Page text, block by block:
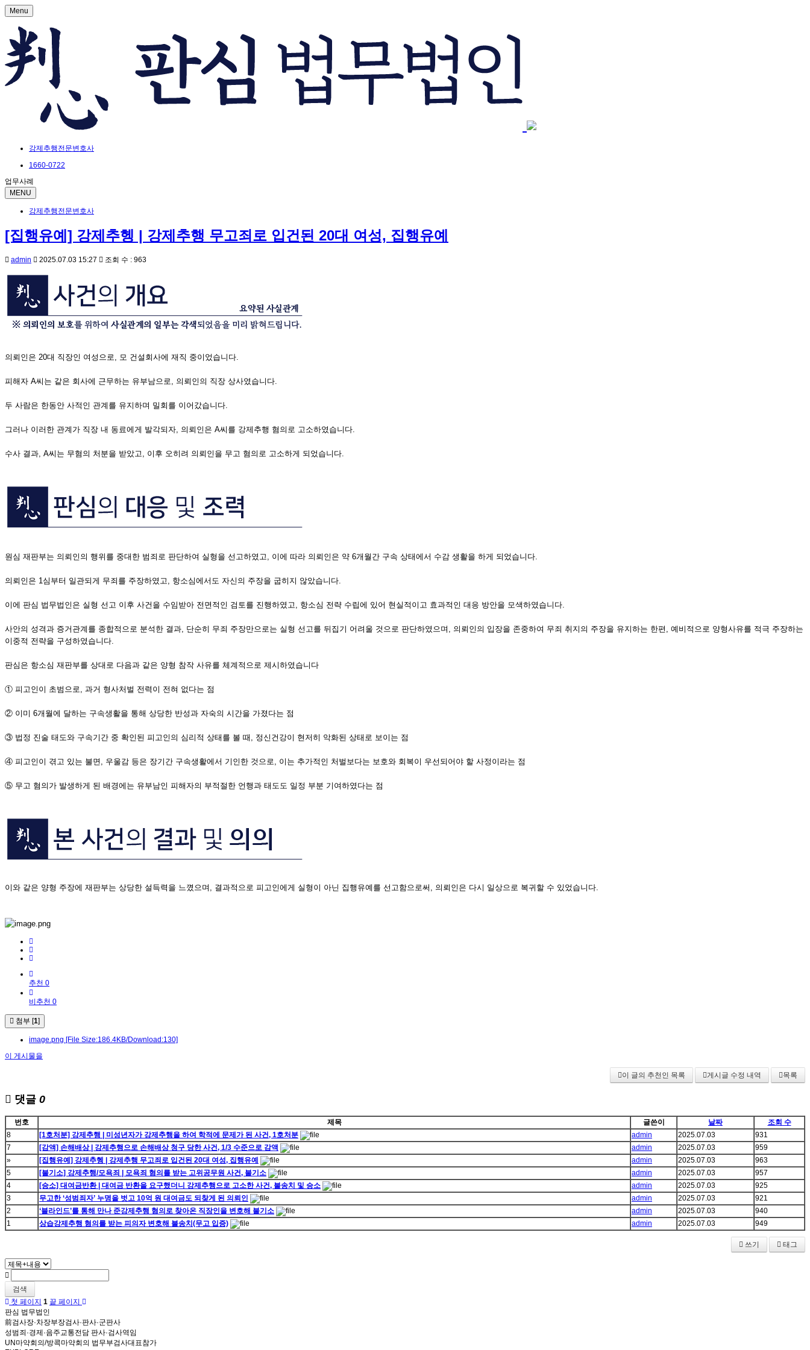
Menu
강제추행전문변호사
1660-0722
업무사례
MENU
강제추행전문변호사
[집행유예] 강제추헹 | 강제추행 무고죄로 입건된 20대 여성, 집행유예
admin 2025.07.03 15:27 조회 수 : 963
의뢰인은 20대 직장인 여성으로, 모 건설회사에 재직 중이었습니다.
피해자 A씨는 같은 회사에 근무하는 유부남으로, 의뢰인의 직장 상사였습니다.
두 사람은 한동안 사적인 관계를 유지하며 밀회를 이어갔습니다.
그러나 이러한 관계가 직장 내 동료에게 발각되자, 의뢰인은 A씨를 강제추행 혐의로 고소하였습니다.
수사 결과, A씨는 무혐의 처분을 받았고, 이후 오히려 의뢰인을 무고 혐의로 고소하게 되었습니다.
원심 재판부는 의뢰인의 행위를 중대한 범죄로 판단하여 실형을 선고하였고, 이에 따라 의뢰인은 약 6개월간 구속 상태에서 수감 생활을 하게 되었습니다.
의뢰인은 1심부터 일관되게 무죄를 주장하였고, 항소심에서도 자신의 주장을 굽히지 않았습니다.
이에 판심 법무법인은 실형 선고 이후 사건을 수임받아 전면적인 검토를 진행하였고, 항소심 전략 수립에 있어 현실적이고 효과적인 대응 방안을 모색하였습니다.
사안의 성격과 증거관계를 종합적으로 분석한 결과, 단순히 무죄 주장만으로는 실형 선고를 뒤집기 어려울 것으로 판단하였으며, 의뢰인의 입장을 존중하여 무죄 취지의 주장을 유지하는 한편, 예비적으로 양형사유를 적극 주장하는
이중적 전략을 구성하였습니다.
판심은 항소심 재판부를 상대로 다음과 같은 양형 참작 사유를 체계적으로 제시하였습니다
① 피고인이 초범으로, 과거 형사처벌 전력이 전혀 없다는 점
② 이미 6개월에 달하는 구속생활을 통해 상당한 반성과 자숙의 시간을 가졌다는 점
③ 법정 진술 태도와 구속기간 중 확인된 피고인의 심리적 상태를 볼 때, 정신건강이 현저히 악화된 상태로 보이는 점
④ 피고인이 겪고 있는 불면, 우울감 등은 장기간 구속생활에서 기인한 것으로, 이는 추가적인 처벌보다는 보호와 회복이 우선되어야 할 사정이라는 점
⑤ 무고 혐의가 발생하게 된 배경에는 유부남인 피해자의 부적절한 언행과 태도도 일정 부분 기여하였다는 점
이와 같은 양형 주장에 재판부는 상당한 설득력을 느꼈으며, 결과적으로 피고인에게 실형이 아닌 집행유예를 선고함으로써, 의뢰인은 다시 일상으로 복귀할 수 있었습니다.
추천 0
비추천 0
첨부 [1]
image.png [File Size:186.4KB/Download:130]
이 게시물을
이 글의 추천인 목록 게시글 수정 내역 목록
댓글 0
번호 제목 글쓴이 날짜
조회 수
8
[1호처분] 강제추행 | 미성년자가 강제추행을 하여 학적에 문제가 된 사건, 1호처분 admin 2025.07.03
931
7
[감액] 손해배상 | 강제추행으로 손해배상 청구 당한 사건, 1/3 수준으로 감액 admin 2025.07.03
959
»
[집행유예] 강제추헹 | 강제추행 무고죄로 입건된 20대 여성, 집행유예 admin 2025.07.03
963
5
[불기소] 강제추행/모욕죄 | 모욕죄 혐의를 받는 고위공무원 사건, 불기소 admin 2025.07.03
957
4
[승소] 대여금반환 | 대여금 반환을 요구했더니 강제추행으로 고소한 사건, 불송치 및 승소 admin 2025.07.03
925
3
무고한 ‘성범죄자’ 누명을 벗고 10억 원 대여금도 되찾게 된 의뢰인 admin 2025.07.03
921
2
‘블라인드’를 통해 만나 준강제추행 혐의로 찾아온 직장인을 변호해 불기소 admin 2025.07.03
940
1
상습강제추행 혐의를 받는 피의자 변호해 불송치(무고 입증) admin 2025.07.03 949
쓰기 태그
검색
첫 페이지 1 끝 페이지
판심 법무법인
前검사장·차장부장검사·판사·군판사
성범죄·경제·음주교통전담 판사·검사역임
UN마약회의/방콕마약회의 법무부검사대표참가